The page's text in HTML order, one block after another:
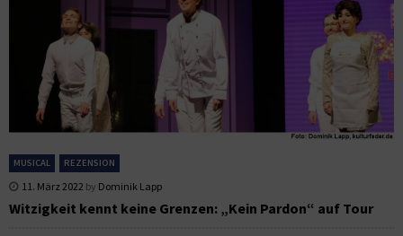
MUSICAL REZENSION
11. März 2022 by Dominik Lapp
Witzigkeit kennt keine Grenzen: „Kein Pardon“ auf Tour